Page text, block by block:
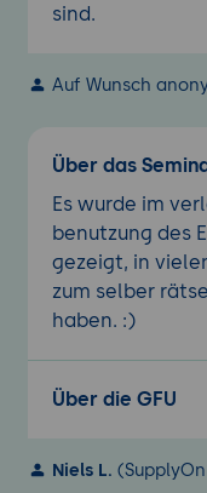
sind.
Auf Wunsch
Über das
Es wurde im
benutzung des
gezeigt, in
zum selber
haben. :)
Über die GFU
Niels L.